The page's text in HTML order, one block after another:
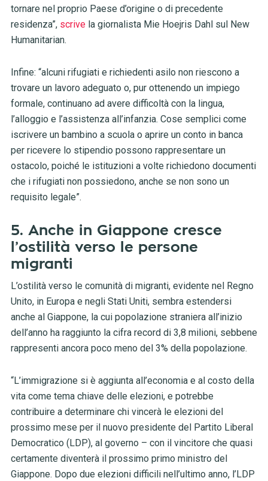
tornare nel proprio Paese d’origine o di precedente
residenza”, scrivela giornalista Mie Hoejris Dahl sul New
Humanitarian.
Infine: “alcuni rifugiati e richiedenti asilo non riescono a
trovare un lavoro adeguato o, pur ottenendo un impiego
formale, continuano ad avere difficoltà con la lingua,
l’alloggio e l’assistenza all’infanzia. Cose semplici come
iscrivere un bambino a scuola o aprire un conto in banca
per ricevere lo stipendio possono rappresentare un
ostacolo, poiché le istituzioni a volte richiedono documenti
che i rifugiati non possiedono, anche se non sono un
requisito legale”.
5. Anche in Giappone cresce
l’ostilità verso le persone
migranti
L’ostilità verso le comunità di migranti, evidente nel Regno
Unito, in Europa e negli Stati Uniti, sembra estendersi
anche al Giappone, la cui popolazione straniera all’inizio
dell’anno ha raggiunto la cifra record di 3,8 milioni, sebbene
rappresenti ancora poco meno del 3% della popolazione.
“L’immigrazione si è aggiunta all’economia e al costo della
vita come tema chiave delle elezioni, e potrebbe
contribuire a determinare chi vincerà le elezioni del
prossimo mese per il nuovo presidente del Partito Liberal
Democratico (LDP), al governo – con il vincitore che quasi
certamente diventerà il prossimo primo ministro del
Giappone. Dopo due elezioni difficili nell’ultimo anno, l’LDP